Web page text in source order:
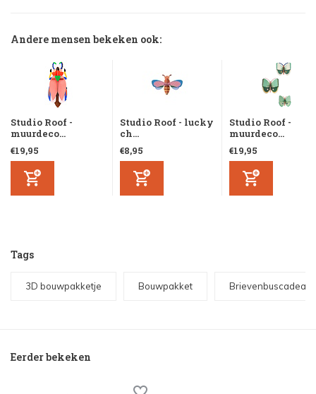
Andere mensen bekeken ook:
Studio Roof -
muurdeco...
€19,95
Studio Roof - lucky
ch...
€8,95
Studio Roof -
muurdeco...
€19,95
Tags
3D bouwpakketje Bouwpakket
Eerder bekeken